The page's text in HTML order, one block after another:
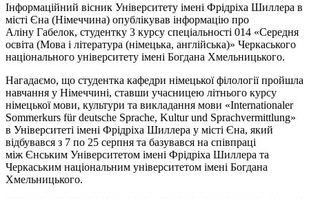
Інформаційний вісник Університету імені Фрідріха Шиллера в
місті Єна (Німеччина) опублікував інформацію про
Аліну Габелок, студентку 3 курсу спеціальності 014 «Середня
освіта (Мова і література (німецька, англійська)» Черкаського
національного університету імені Богдана Хмельницького.
Нагадаємо, що студентка кафедри німецької філології пройшла
навчання у Німеччині, ставши учасницею літнього курсу
німецької мови, культури та викладання мови «Internationaler
Sommerkurs für deutsche Sprache, Kultur und Sprachvermittlung»
в Університеті імені Фрідріха Шиллера у місті Єна, який
відбувався з 7 по 25 серпня та базувався на співпраці
між Єнським Університетом імені Фрідріха Шиллера та
Черкаським національним університетом імені Богдана
Хмельницького.